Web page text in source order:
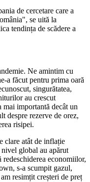
de cercetare care a
se uită la
tendința de scădere a
Ne amintim cu
a făcut pentru prima oară
singurătatea,
au crescut
mai importantă decât un
despre rezerve de orez,
risipei.
clare atât de inflație
global au apărut
economiilor,
s-a scumpit gazul,
resimțit creșteri de preț